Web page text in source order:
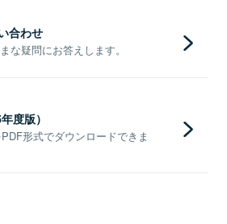
合わせ
な疑問にお答えします。
度版）
形式でダウンロードできま